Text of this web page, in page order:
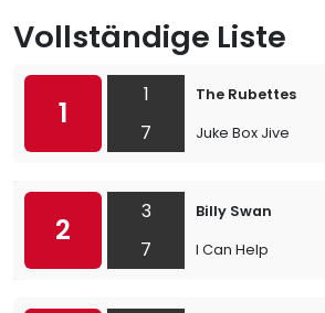
Vollständige Liste
1
1
7
The Rubettes
Juke Box Jive
2
3
7
Billy Swan
I Can Help